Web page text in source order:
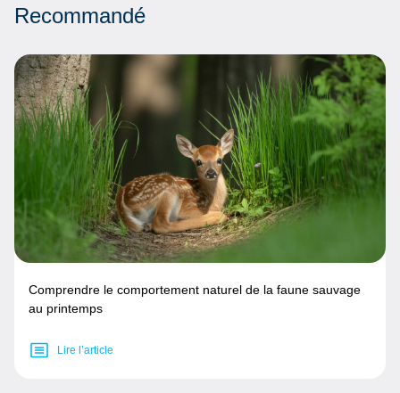
Recommandé
Comprendre le comportement naturel de la faune sauvage
au printemps
Lire l’article